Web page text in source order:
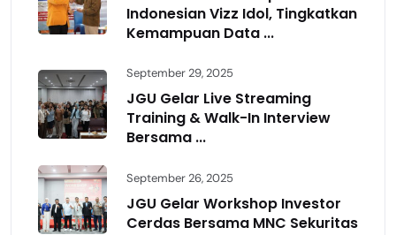
Indonesian Vizz Idol, Tingkatkan
Kemampuan Data ...
September 29, 2025
JGU Gelar Live Streaming
Training & Walk-In Interview
Bersama ...
September 26, 2025
JGU Gelar Workshop Investor
Cerdas Bersama MNC Sekuritas